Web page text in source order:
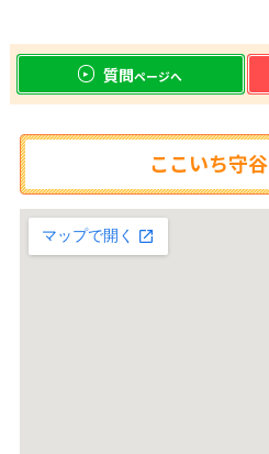
質問ページへ
ここいち守谷